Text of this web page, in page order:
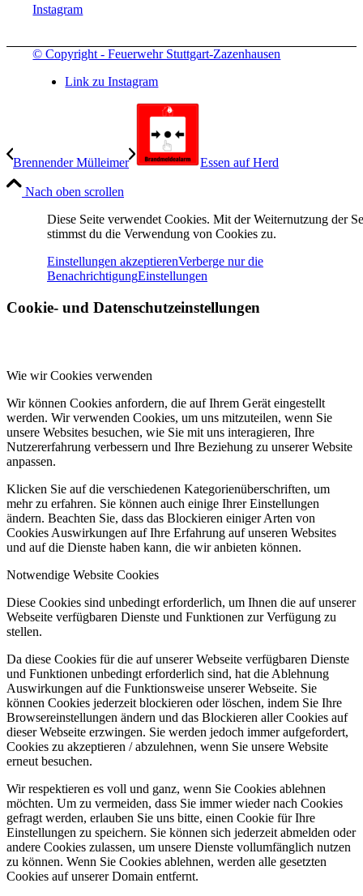
Instagram
© Copyright - Feuerwehr Stuttgart-Zazenhausen
Link zu Instagram
Brennender Mülleimer Essen auf Herd
Nach oben scrollen
Diese Seite verwendet Cookies. Mit der Weiternutzung der
stimmst du die Verwendung von Cookies zu.
Einstellungen akzeptierenVerberge nur die
BenachrichtigungEinstellungen
Cookie- und Datenschutzeinstellungen
Wie wir Cookies verwenden
Wir können Cookies anfordern, die auf Ihrem Gerät eingestellt
werden. Wir verwenden Cookies, um uns mitzuteilen, wenn Sie
unsere Websites besuchen, wie Sie mit uns interagieren, Ihre
Nutzererfahrung verbessern und Ihre Beziehung zu unserer Website
anpassen.
Klicken Sie auf die verschiedenen Kategorienüberschriften, um
mehr zu erfahren. Sie können auch einige Ihrer Einstellungen
ändern. Beachten Sie, dass das Blockieren einiger Arten von
Cookies Auswirkungen auf Ihre Erfahrung auf unseren Websites
und auf die Dienste haben kann, die wir anbieten können.
Notwendige Website Cookies
Diese Cookies sind unbedingt erforderlich, um Ihnen die auf unserer
Webseite verfügbaren Dienste und Funktionen zur Verfügung zu
stellen.
Da diese Cookies für die auf unserer Webseite verfügbaren Dienste
und Funktionen unbedingt erforderlich sind, hat die Ablehnung
Auswirkungen auf die Funktionsweise unserer Webseite. Sie
können Cookies jederzeit blockieren oder löschen, indem Sie Ihre
Browsereinstellungen ändern und das Blockieren aller Cookies auf
dieser Webseite erzwingen. Sie werden jedoch immer aufgefordert,
Cookies zu akzeptieren / abzulehnen, wenn Sie unsere Website
erneut besuchen.
Wir respektieren es voll und ganz, wenn Sie Cookies ablehnen
möchten. Um zu vermeiden, dass Sie immer wieder nach Cookies
gefragt werden, erlauben Sie uns bitte, einen Cookie für Ihre
Einstellungen zu speichern. Sie können sich jederzeit abmelden oder
andere Cookies zulassen, um unsere Dienste vollumfänglich nutzen
zu können. Wenn Sie Cookies ablehnen, werden alle gesetzten
Cookies auf unserer Domain entfernt.